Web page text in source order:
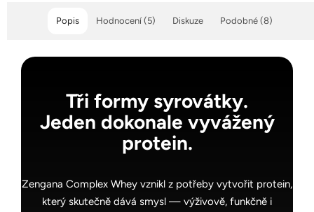
Popis Podobné (8)
Hodnocení (5) Diskuze
Tři formy syrovátky.
Jeden dokonale vyvážený
protein.
Zengana Complex Whey vznikl z potřeby vytvořit protein,
který skutečně dává smysl — výživově, funkčně i